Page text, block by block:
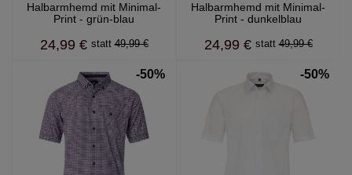
Halbarmhemd mit Minimal-
Print - grün-blau
24,99 € 49,99 €
Halbarmhemd mit Minimal-
Print - dunkelblau
24,99 € 49,99 €
-50% -50%